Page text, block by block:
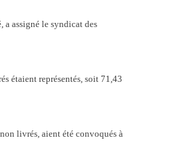
assigné le syndicat des
étaient représentés, soit 71,43
livrés, aient été convoqués à